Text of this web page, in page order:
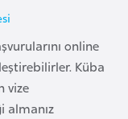
online
Küba
vize
almanız